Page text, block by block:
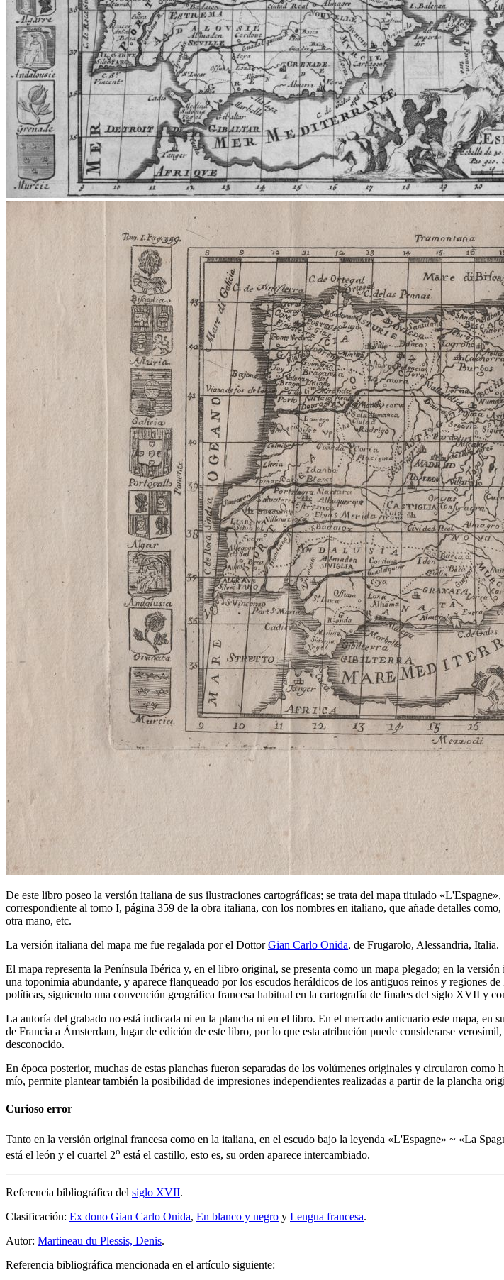
De este libro poseo la versión italiana de sus ilustraciones cartográficas; se trata del mapa titulado «L'Espagne»,
correspondiente al tomo I, página 359 de la obra italiana, con los nombres en italiano, que añade detalles
otra mano, etc.
La versión italiana del mapa me fue regalada por el DottorGian Carlo Onida, de Frugarolo, Alessandria, Italia.
El mapa representa la Península Ibérica y, en el libro original, se presenta como un mapa plegado; en la
una toponimia abundante, y aparece flanqueado por los escudos heráldicos de los antiguos reinos y regiones
políticas, siguiendo una convención geográfica francesa habitual en la cartografía de finales del siglo XVII y
La autoría del grabado no está indicada ni en la plancha ni en el libro. En el mercado anticuario este mapa,
de Francia a Ámsterdam, lugar de edición de este libro, por lo que esta atribución puede considerarse
desconocido.
En época posterior, muchas de estas planchas fueron separadas de los volúmenes originales y circularon
mío, permite plantear también la posibilidad de impresiones independientes realizadas a partir de la plancha
Curioso error
Tanto en la versión original francesa como en la italiana, en el escudo bajo la leyenda «L'Espagne» ~ «La
está el león y el cuartel 2o está el castillo, esto es, su orden aparece intercambiado.
Referencia bibliográfica del siglo XVII.
Clasificación: Ex dono Gian Carlo Onida, En blanco y negro y Lengua francesa.
Autor: Martineau du Plessis, Denis.
Referencia bibliográfica mencionada en el artículo siguiente: